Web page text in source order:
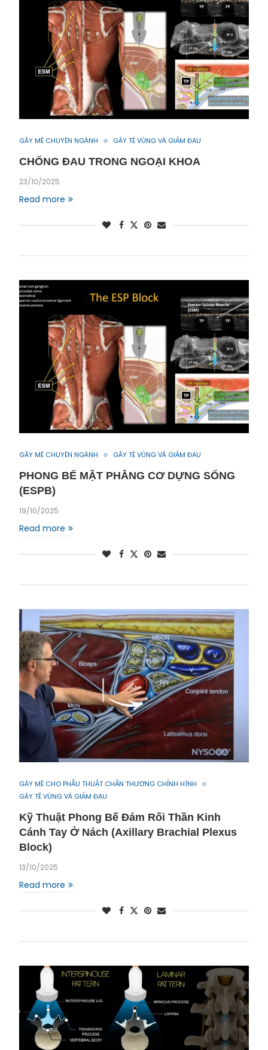
GÂY MÊ CHUYÊN NGÀNH GÂY TÊ VÙNG VÀ GIẢM ĐAU
CHỐNG ĐAU TRONG NGOẠI KHOA
23/10/2025
Read more
GÂY MÊ CHUYÊN NGÀNH GÂY TÊ VÙNG VÀ GIẢM ĐAU
PHONG BẾ MẶT PHẲNG CƠ DỰNG SỐNG
(ESPB)
19/10/2025
Read more
GÂY MÊ CHO PHẪU THUẬT CHẤN THƯƠNG CHỈNH HÌNH
GÂY TÊ VÙNG VÀ GIẢM ĐAU
Kỹ Thuật Phong Bế Đám Rối Thần Kinh
Cánh Tay Ở Nách (Axillary Brachial Plexus
Block)
13/10/2025
Read more